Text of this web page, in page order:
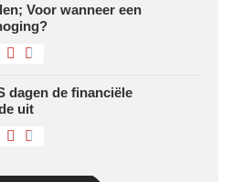
Voor wanneer een
dagen de financiële
uit